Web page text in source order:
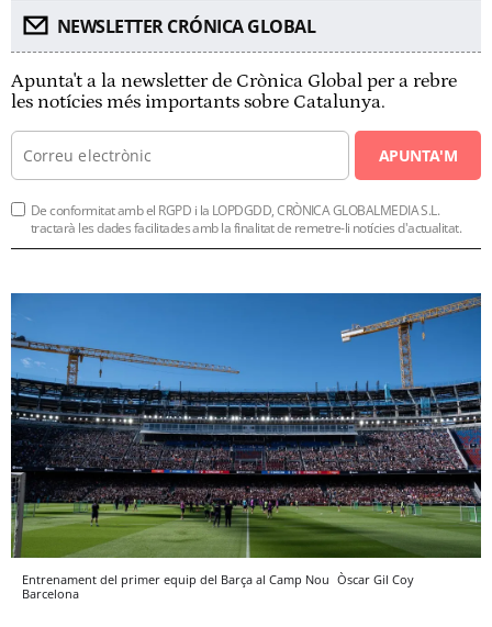
NEWSLETTER CRÓNICA GLOBAL
Apunta't a la newsletter de Crònica Global per a rebre
les notícies més importants sobre Catalunya.
APUNTA'M
De conformitat amb el RGPD i la LOPDGDD, CRÒNICA GLOBALMEDIA S.L.
tractarà les dades facilitades amb la finalitat de remetre-li notícies d'actualitat.
Entrenament del primer equip del Barça al Camp Nou Òscar Gil Coy
Barcelona